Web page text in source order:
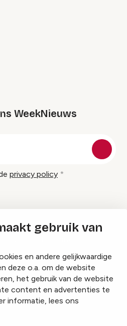
gebruik van
en andere gelijkwaardige
deze o.a. om de website
het gebruik van de website
content en advertenties te
informatie, lees ons
WeekNieuws
privacy policy
Events Magazine